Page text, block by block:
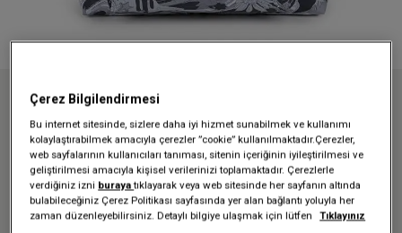
Anasayfa İndirim Tüm
İndirimli Sırt Çantaları
DAY PAK'R DOODLE FEST DARK SIRT ÇANTASI
Üzgünüz - bu ürün artık
mevcut değil
Çerez Bilgilendirmesi
Bu internet sitesinde, sizlere daha iyi hizmet sunabilmek ve kullanımı
kolaylaştırabilmek amacıyla çerezler ”cookie” kullanılmaktadır.Çerezler,
web sayfalarının kullanıcıları tanıması, sitenin içeriğinin iyileştirilmesi ve
geliştirilmesi amacıyla kişisel verilerinizi toplamaktadır. Çerezlerle
verdiğiniz izni burayatıklayarak veya web sitesinde her sayfanın altında
bulabileceğiniz Çerez Politikası sayfasında yer alan bağlantı yoluyla her
zaman düzenleyebilirsiniz. Detaylı bilgiye ulaşmak için lütfen
Tıklayınız